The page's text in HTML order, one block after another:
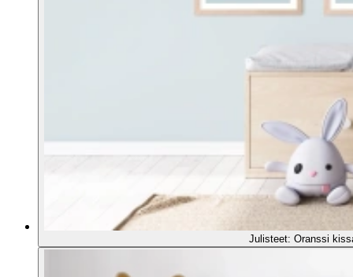
Julisteet: Oranssi